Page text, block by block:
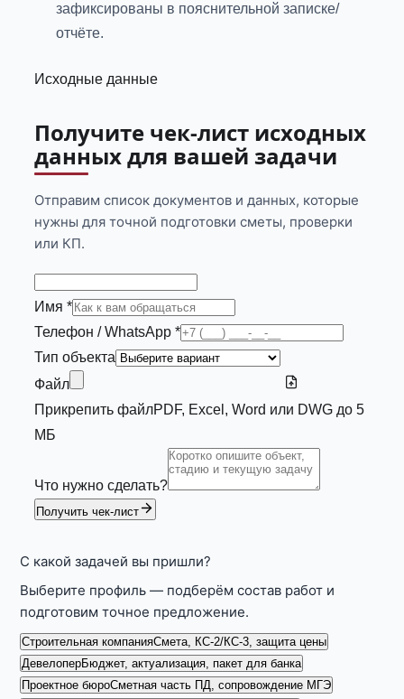
зафиксированы в пояснительной записке/
отчёте.
Исходные данные
Получите чек-лист исходных
данных для вашей задачи
Отправим список документов и данных, которые
нужны для точной подготовки сметы, проверки
или КП.
Имя *
Телефон / WhatsApp *
Тип объекта
Файл
Прикрепить файлPDF, Excel, Word или DWG до 5
МБ
Что нужно сделать?
Получить чек-лист
С какой задачей вы пришли?
Выберите профиль — подберём состав работ и
подготовим точное предложение.
Строительная компанияСмета, КС-2/КС-3, защита цены
ДевелоперБюджет, актуализация, пакет для банка
Проектное бюроСметная часть ПД, сопровождение МГЭ